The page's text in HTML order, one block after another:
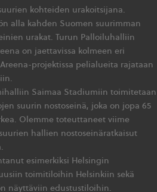
kohteiden urakoitsijana.
alla kahden Suomen suurimman
urakat. Turun Palloiluhalliin
on jaettavissa kolmeen eri
projektissa pelialueita rajataan
Saimaa Stadiumiin toimitetaan
suurin nostoseinä, joka on jopa 65
Olemme toteuttaneet viime
hallien nostoseinäratkaisut
esimerkiksi Helsingin
toimitiloihin Helsinkiin sekä
näyttäviin edustustiloihin.